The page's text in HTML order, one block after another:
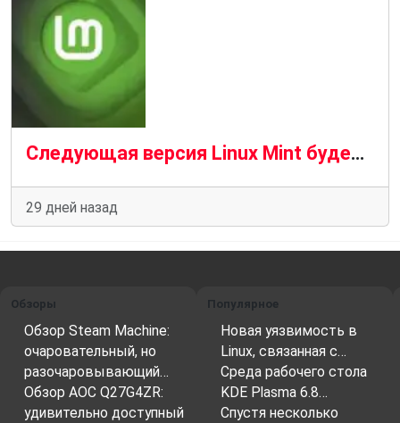
Следующая версия Linux Mint будет полностью поддерживать Wayland в Cinnamon
29 дней назад
Обзоры
Обзор Steam Machine:
очаровательный, но
разочаровывающий…
Обзор AOC Q27G4ZR:
удивительно доступный
Популярное
Новая уязвимость в
Linux, связанная с…
Среда рабочего стола
KDE Plasma 6.8…
Спустя несколько